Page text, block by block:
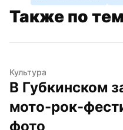
Также по
Культура
В Губкинском
мото-рок-
фото